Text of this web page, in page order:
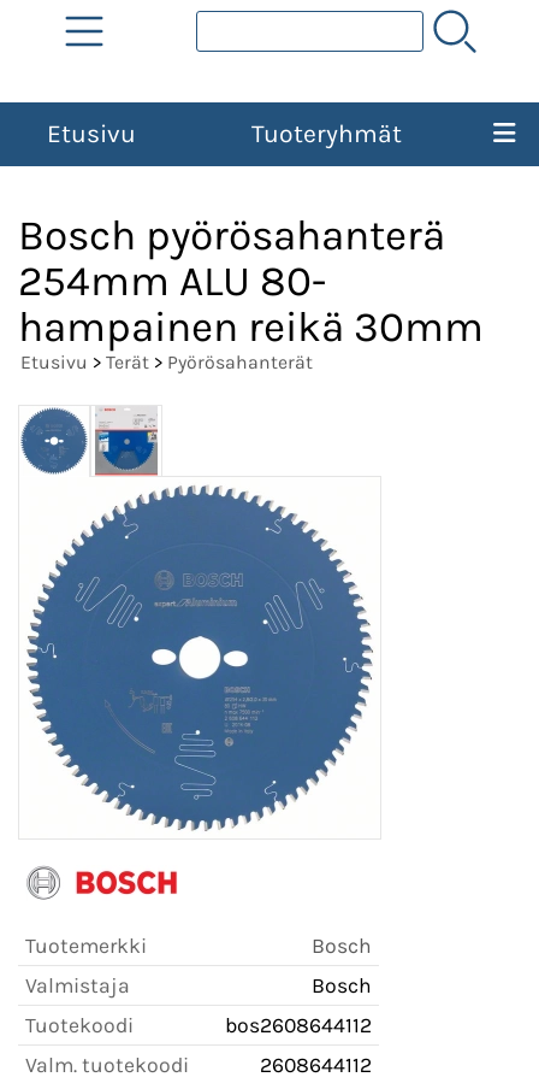
Etusivu Tuoteryhmät
Bosch pyörösahanterä
254mm ALU 80-
hampainen reikä 30mm
Etusivu > Terät > Pyörösahanterät
Tuotemerkki
Bosch
Valmistaja
Bosch
Tuotekoodi
bos2608644112
Valm. tuotekoodi
2608644112